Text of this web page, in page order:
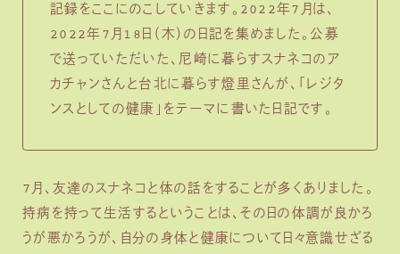
記録をここにのこしていきます。2022年7月は、
2022年7月18日（木）の日記を集めました。公募
で送っていただいた、尼崎に暮らすスナネコのア
カチャンさんと台北に暮らす燈里さんが、「レジタ
ンスとしての健康」をテーマに書いた日記です。
7月、友達のスナネコと体の話をすることが多くありました。
持病を持って生活するということは、その日の体調が良かろ
うが悪かろうが、自分の身体と健康について日々意識せざる